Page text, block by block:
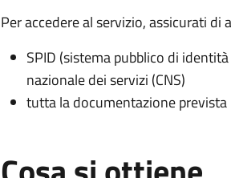
Per accedere al servizio, assicurati di
SPID (sistema pubblico di
nazionale dei servizi (CNS)
tutta la documentazione prevista